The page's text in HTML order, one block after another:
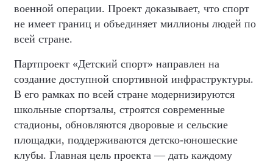
военной операции. Проект доказывает, что спорт
не имеет границ и объединяет миллионы людей по
всей стране.
Партпроект «Детский спорт» направлен на
создание доступной спортивной инфраструктуры.
В его рамках по всей стране модернизируются
школьные спортзалы, строятся современные
стадионы, обновляются дворовые и сельские
площадки, поддерживаются детско-юношеские
клубы. Главная цель проекта — дать каждому